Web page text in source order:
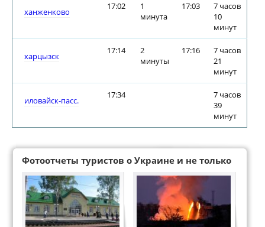
ханженково
17:02
1
минута
17:03
7 часов
10
минут
харцызск
17:14
2
минуты
17:16
7 часов
21
минут
иловайск-пасс.
17:34
7 часов
39
минут
Фотоотчеты туристов о Украине и не только